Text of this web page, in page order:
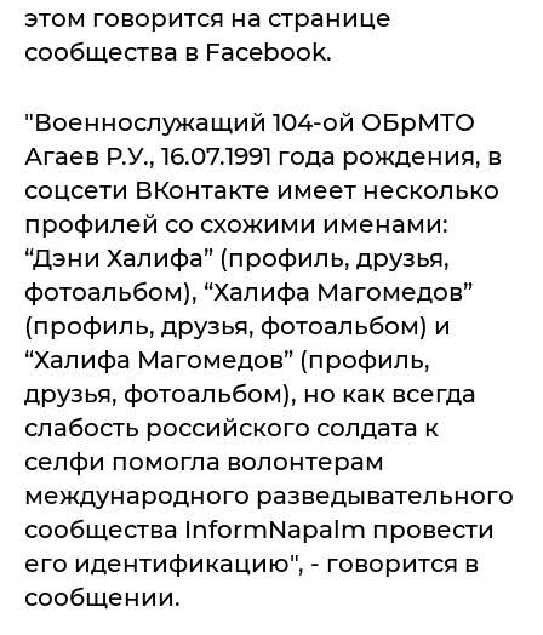
этом говорится на странице
сообщества в Facebook.
"Военнослужащий 104-ой ОБрМТО
Агаев Р.У., 16.07.1991 года рождения, в
соцсети ВКонтакте имеет несколько
профилей со схожими именами:
“Дэни Халифа” (профиль, друзья,
фотоальбом), “Халифа Магомедов”
(профиль, друзья, фотоальбом) и
“Халифа Магомедов” (профиль,
друзья, фотоальбом), но как всегда
слабость российского солдата к
селфи помогла волонтерам
международного разведывательного
сообщества InformNapalm провести
его идентификацию", - говорится в
сообщении.